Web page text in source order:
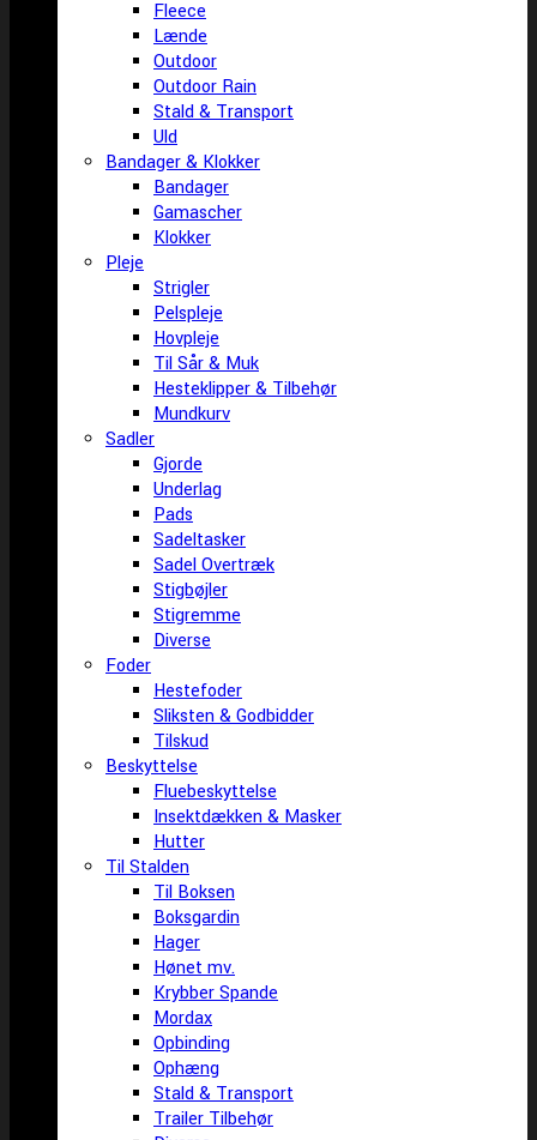
Fleece
Lænde
Outdoor
Outdoor Rain
Stald & Transport
Uld
Bandager & Klokker
Bandager
Gamascher
Klokker
Pleje
Strigler
Pelspleje
Hovpleje
Til Sår & Muk
Hesteklipper & Tilbehør
Mundkurv
Sadler
Gjorde
Underlag
Pads
Sadeltasker
Sadel Overtræk
Stigbøjler
Stigremme
Diverse
Foder
Hestefoder
Sliksten & Godbidder
Tilskud
Beskyttelse
Fluebeskyttelse
Insektdækken & Masker
Hutter
Til Stalden
Til Boksen
Boksgardin
Hager
Hønet mv.
Krybber Spande
Mordax
Opbinding
Ophæng
Stald & Transport
Trailer Tilbehør